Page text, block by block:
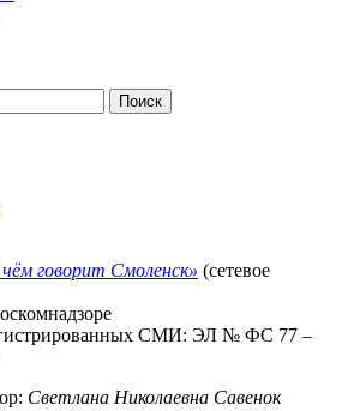
говорит Смоленск» (сетевое
СМИ: ЭЛ № ФС 77 –
Светлана Николаевна Савенок